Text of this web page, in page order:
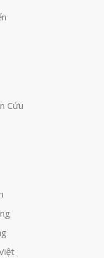
Cứu